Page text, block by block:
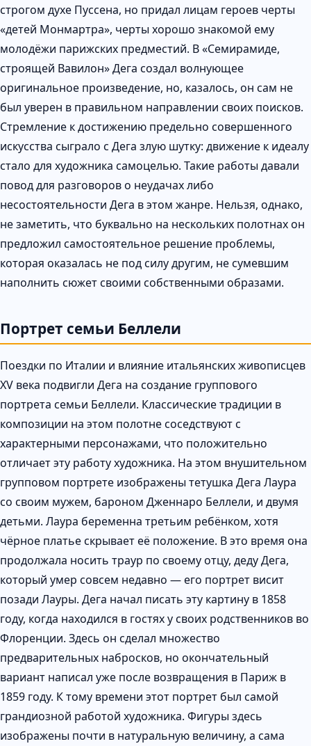
строгом духе Пуссена, но придал лицам героев черты
«детей Монмартра», черты хорошо знакомой ему
молодёжи парижских предместий. В «Семирамиде,
строящей Вавилон» Дега создал волнующее
оригинальное произведение, но, казалось, он сам не
был уверен в правильном направлении своих поисков.
Стремление к достижению предельно совершенного
искусства сыграло с Дега злую шутку: движение к идеалу
стало для художника самоцелью. Такие работы давали
повод для разговоров о неудачах либо
несостоятельности Дега в этом жанре. Нельзя, однако,
не заметить, что буквально на нескольких полотнах он
предложил самостоятельное решение проблемы,
которая оказалась не под силу другим, не сумевшим
наполнить сюжет своими собственными образами.
Портрет семьи Беллели
Поездки по Италии и влияние итальянских живописцев
XV века подвигли Дега на создание группового
портрета семьи Беллели. Классические традиции в
композиции на этом полотне соседствуют с
характерными персонажами, что положительно
отличает эту работу художника. На этом внушительном
групповом портрете изображены тетушка Дега Лаура
со своим мужем, бароном Дженнаро Беллели, и двумя
детьми. Лаура беременна третьим ребёнком, хотя
чёрное платье скрывает её положение. В это время она
продолжала носить траур по своему отцу, деду Дега,
который умер совсем недавно — его портрет висит
позади Лауры. Дега начал писать эту картину в 1858
году, когда находился в гостях у своих родственников во
Флоренции. Здесь он сделал множество
предварительных набросков, но окончательный
вариант написал уже после возвращения в Париж в
1859 году. К тому времени этот портрет был самой
грандиозной работой художника. Фигуры здесь
изображены почти в натуральную величину, а сама